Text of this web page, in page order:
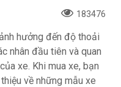
183476
hưởng đến độ thoải
nhân đầu tiên và quan
xe. Khi mua xe, bạn
về những mẫu xe